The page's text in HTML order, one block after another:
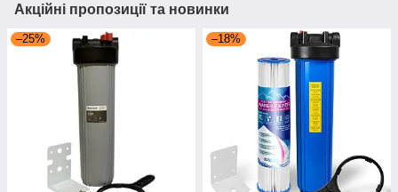
Акційні пропозиції та новинки
–25% –18%